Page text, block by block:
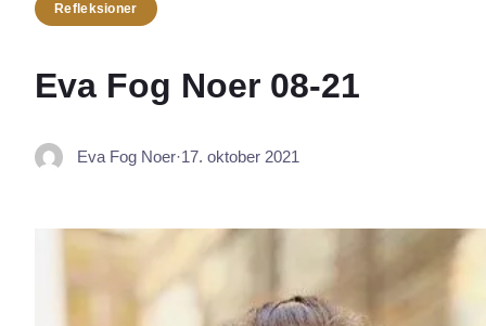
Refleksioner
Eva Fog Noer 08-21
Eva Fog Noer·17. oktober 2021